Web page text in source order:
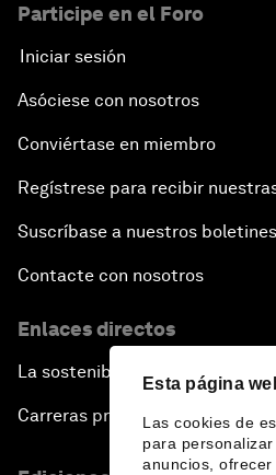
Esta página
Las cookies de
para
anuncios,
Participe en el Foro
Iniciar sesión
Asóciese con nosotros
Conviértase en miembro
Regístrese para recibir
Suscríbase a nuestros boletines
Contacte con nosotros
Enlaces directos
La sostenibilidad en el Foro
Carreras profesionales